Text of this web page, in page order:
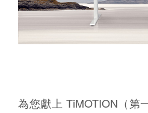
為您獻上 TiMOTION（第